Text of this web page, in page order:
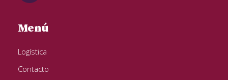
Menú
Logística
Contacto